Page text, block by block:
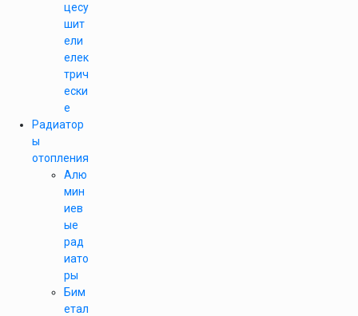
цесу
шит
ели
елек
трич
ески
е
Радиатор
ы
отопления
Алю
мин
иев
ые
рад
иато
ры
Бим
етал